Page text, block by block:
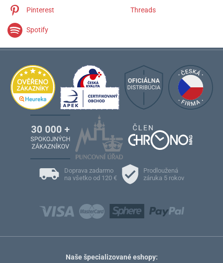
Pinterest Threads
Spotify
Doprava zadarmo
na všetko od 120 €
Prodloužená
záruka 5 rokov
Naše špecializované eshopy: